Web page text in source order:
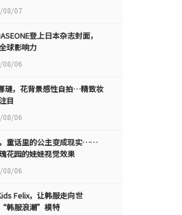
08/07
登上日本杂志封面，
球影响力
08/06
璉，花背景感性自拍…精致妆
目
08/06
童话里的公主变成现实……
花园的娃娃视觉效果
08/06
Felix，让韩服走向世
服浪潮”模特